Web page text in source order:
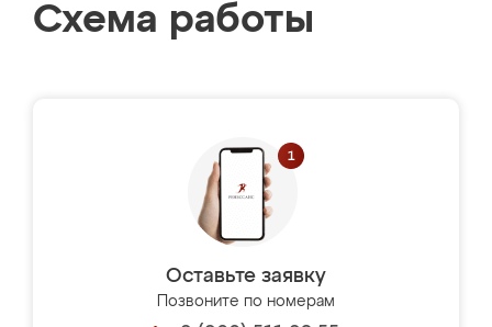
Схема работы
Оставьте заявку
Позвоните по номерам